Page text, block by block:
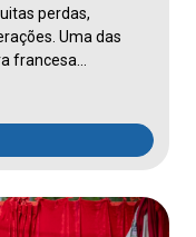
perdas,
Uma das
francesa…